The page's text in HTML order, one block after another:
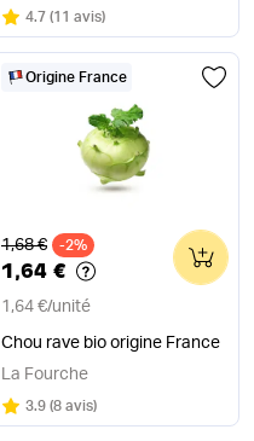
Note
4.7 sur 5
(11 avis)
Origine France
Ancien prix
1,68 € -2%
1,64 €
1,64 €/unité
Chou rave bio origine France
0
La Fourche
Note
3.9 sur 5
(8 avis)